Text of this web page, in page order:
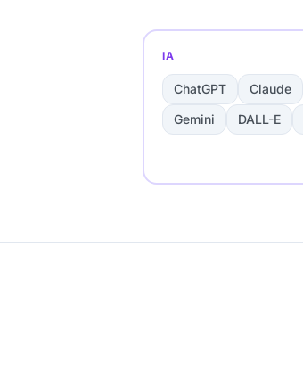
IA
ChatGPT Claude
Gemini
DALL-E